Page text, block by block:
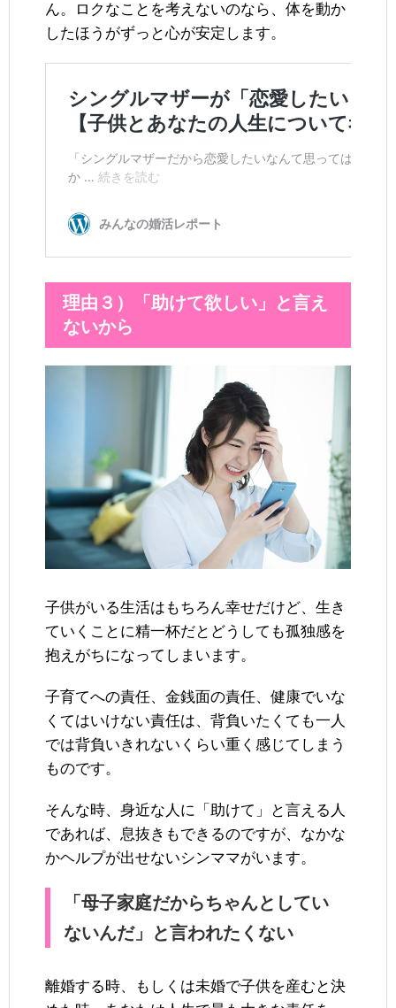
ん。ロクなことを考えないのなら、体を動か
したほうがずっと心が安定します。
理由３）「助けて欲しい」と言え
ないから
子供がいる生活はもちろん幸せだけど、生き
ていくことに精一杯だとどうしても孤独感を
抱えがちになってしまいます。
子育てへの責任、金銭面の責任、健康でいな
くてはいけない責任は、背負いたくても一人
では背負いきれないくらい重く感じてしまう
ものです。
そんな時、身近な人に「助けて」と言える人
であれば、息抜きもできるのですが、なかな
かヘルプが出せないシンママがいます。
「母子家庭だからちゃんとしてい
ないんだ」と言われたくない
離婚する時、もしくは未婚で子供を産むと決